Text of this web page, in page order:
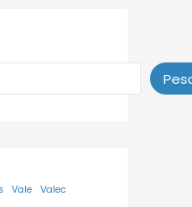
Vale Valec